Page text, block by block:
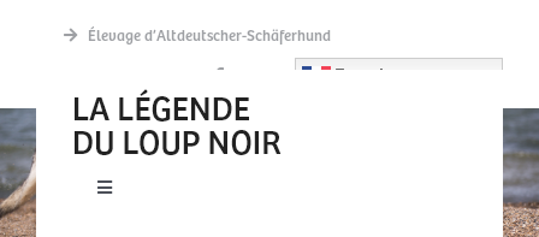
Élevage d’Altdeutscher-Schäferhund
French
Toggle
SYNEK ET DIWAN 2017